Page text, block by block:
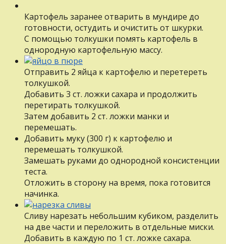
Картофель заранее отварить в мундире до
готовности, остудить и очистить от шкурки.
С помощью толкушки помять картофель в
однородную картофельную массу.
Отправить 2 яйца к картофелю и перетереть
толкушкой.
Добавить 3 ст. ложки сахара и продолжить
перетирать толкушкой.
Затем добавить 2 ст. ложки манки и
перемешать.
Добавить муку (300 г) к картофелю и
перемешать толкушкой.
Замешать руками до однородной консистенции
теста.
Отложить в сторону на время, пока готовится
начинка.
Сливу нарезать небольшим кубиком, разделить
на две части и переложить в отдельные миски.
Добавить в каждую по 1 ст. ложке сахара.